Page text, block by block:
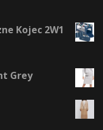
Kojec 2W1
Grey